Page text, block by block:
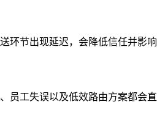
环节出现延迟，会降低信任并影响
员工失误以及低效路由方案都会